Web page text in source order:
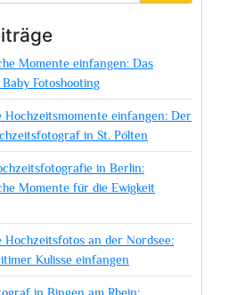
Momente einfangen: Das
Fotoshooting
Hochzeitsmomente einfangen: Der
in St. Pölten
in Berlin:
Momente für die Ewigkeit
Hochzeitsfotos an der Nordsee:
Kulisse einfangen